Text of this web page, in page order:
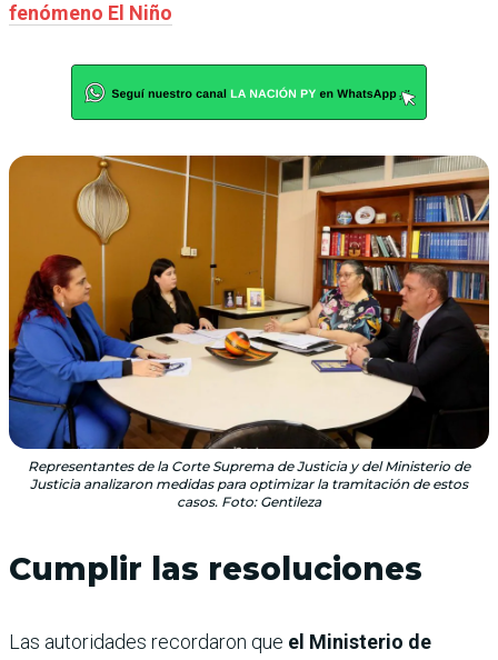
fenómeno El Niño
Representantes de la Corte Suprema de Justicia y del Ministerio de
Justicia analizaron medidas para optimizar la tramitación de estos
casos. Foto: Gentileza
Cumplir las resoluciones
Las autoridades recordaron que el Ministerio de